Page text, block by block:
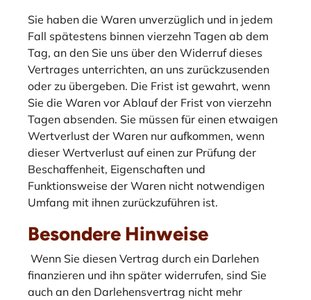
Sie haben die Waren unverzüglich und in jedem
Fall spätestens binnen vierzehn Tagen ab dem
Tag, an den Sie uns über den Widerruf dieses
Vertrages unterrichten, an uns zurückzusenden
oder zu übergeben. Die Frist ist gewahrt, wenn
Sie die Waren vor Ablauf der Frist von vierzehn
Tagen absenden. Sie müssen für einen etwaigen
Wertverlust der Waren nur aufkommen, wenn
dieser Wertverlust auf einen zur Prüfung der
Beschaffenheit, Eigenschaften und
Funktionsweise der Waren nicht notwendigen
Umfang mit ihnen zurückzuführen ist.
Besondere Hinweise
Wenn Sie diesen Vertrag durch ein Darlehen
finanzieren und ihn später widerrufen, sind Sie
auch an den Darlehensvertrag nicht mehr